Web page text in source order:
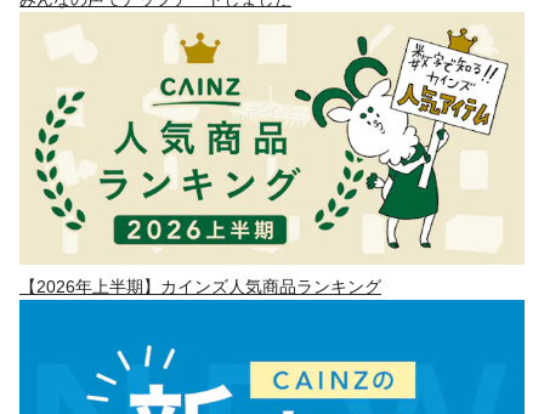
【2026年上半期】カインズ人気商品ランキング